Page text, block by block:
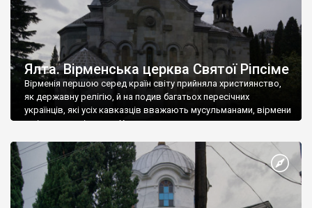
Ялта. Вірменська церква Святої Ріпсіме
Вірменія першою серед країн світу прийняла християнство,
як державну релігію, й на подив багатьох пересічних
українців, які усіх кавказців вважають мусульманами, вірмени
є відданими вірянами Христа